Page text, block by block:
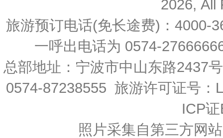
2026, All
旅游预订电话(免长途费)：4000-
一呼出电话为 0574-
总部地址：宁波市中山东路2437
0574-87238555 旅游许可证号
ICP
照片采集自第三方网